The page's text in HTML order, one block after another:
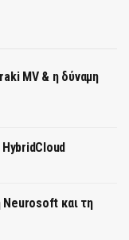
MV & η δύναμη
HybridCloud
Neurosoft και τη